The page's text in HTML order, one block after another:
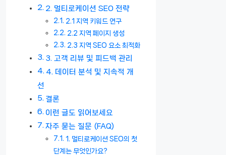
2. 멀티로케이션 SEO 전략
2.1 지역 키워드 연구
2.2 지역 페이지 생성
2.3 지역 SEO 요소 최적화
3. 고객 리뷰 및 피드백 관리
4. 데이터 분석 및 지속적 개
선
결론
이런 글도 읽어보세요
자주 묻는 질문 (FAQ)
1. 멀티로케이션 SEO의 첫
단계는 무엇인가요?